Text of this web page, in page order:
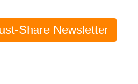
Share Newsletter